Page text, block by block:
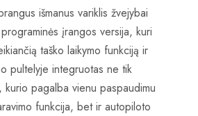
išmanus variklis žvejybai
programinės įrangos versija, kuri
taško laikymo funkciją ir
pultelyje integruotas ne tik
kurio pagalba vienu paspaudimu
funkcija, bet ir autopiloto